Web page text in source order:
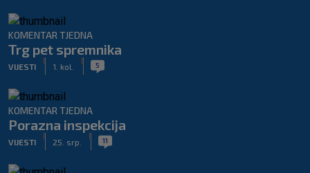
KOMENTAR TJEDNA
Trg pet spremnika
VIJESTI 1. kol. 5
KOMENTAR TJEDNA
Porazna inspekcija
VIJESTI 25. srp. 11